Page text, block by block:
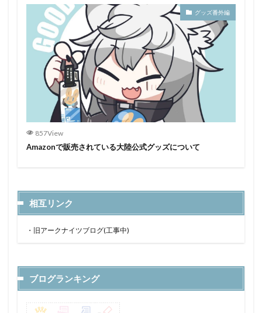
グッズ番外編
857View
Amazonで販売されている大陸公式グッズについて
相互リンク
・ 旧アークナイツブログ(工事中)
ブログランキング